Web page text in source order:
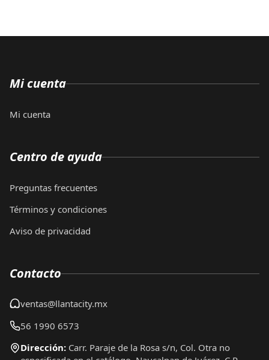
Mi cuenta
Mi cuenta
Centro de ayuda
Preguntas frecuentes
Términos y condiciones
Aviso de privacidad
Contacto
ventas@llantacity.mx
56 1990 6573
Dirección: Carr. Paraje de la Rosa s/n, Col. Otra no